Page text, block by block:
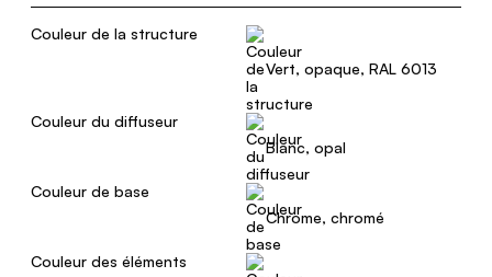
Couleur de la structure
Vert, opaque, RAL 6013
Couleur du diffuseur
Blanc, opal
Couleur de base
Chrome, chromé
Couleur des éléments